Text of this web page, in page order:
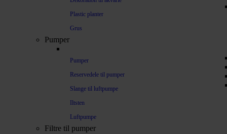
Plastic planter
Grus
Pumper
Pumper
Reservedele til pumper
Slange til luftpumpe
Iltsten
Luftpumpe
Filtre til pumper